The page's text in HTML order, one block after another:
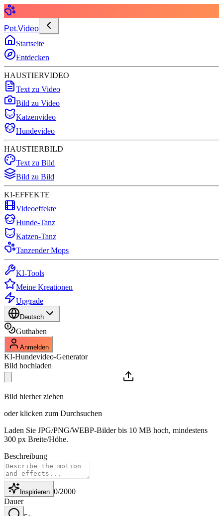
Pet.Video
Startseite
Entdecken
HAUSTIERVIDEO
Text zu Video
Bild zu Video
Katzenvideo
Hundevideo
HAUSTIERBILD
Text zu Bild
Bild zu Bild
KI-EFFEKTE
Videoeffekte
Hunde-Tanz
Katzen-Tanz
Tanzender Mops
KI-Tools
Meine Kreationen
Upgrade
Deutsch
Guthaben
Anmelden
KI-Hundevideo-Generator
Bild hochladen
Bild hierher ziehen
oder klicken zum Durchsuchen
Laden Sie JPG/PNG/WEBP-Bilder bis 10 MB hoch, mindestens
300 px Breite/Höhe.
Beschreibung
Inspirieren 0/2000
Dauer